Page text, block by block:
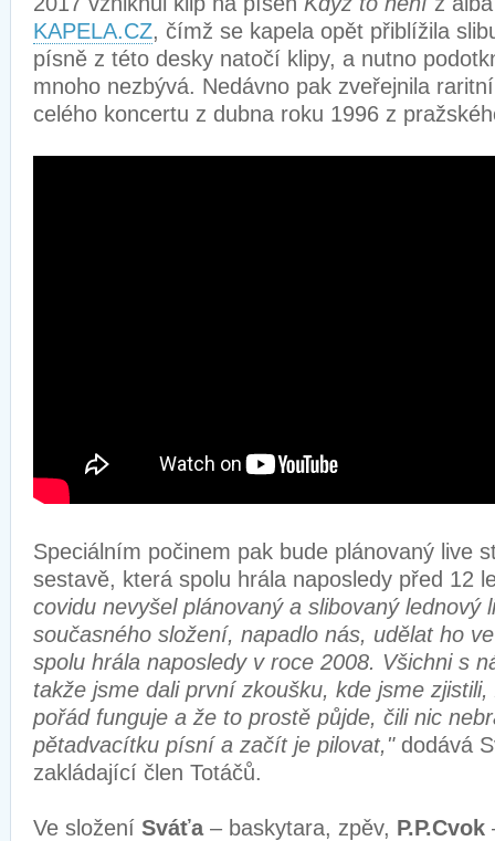
KAPELA.CZ, čímž se kapela opět přiblížila
písně z této desky natočí klipy, a nutno
mnoho nezbývá. Nedávno pak zveřejnila
celého koncertu z dubna roku 1996 z
Speciálním počinem pak bude plánovaný live
sestavě, která spolu hrála naposledy před 12
covidu nevyšel plánovaný a slibovaný lednový
současného složení, napadlo nás, udělat ho
spolu hrála naposledy v roce 2008. Všichni s
takže jsme dali první zkoušku, kde jsme
pořád funguje a že to prostě půjde, čili nic
pětadvacítku písní a začít je pilovat," dodává
zakládající člen Totáčů.
Ve složení Sváťa– baskytara, zpěv, P.P.Cvok